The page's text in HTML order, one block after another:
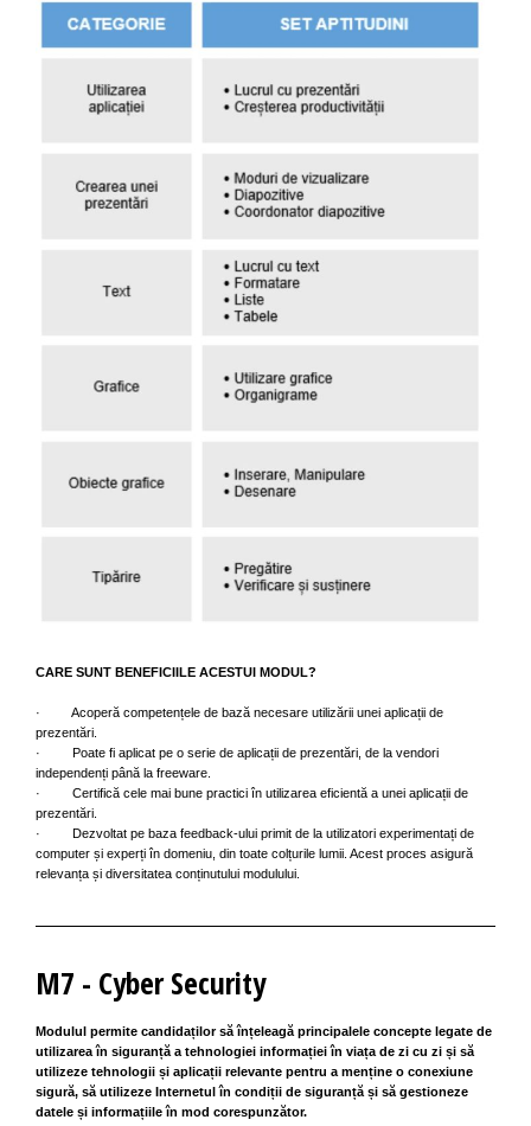
CARE SUNT BENEFICIILE ACESTUI MODUL?
· Acoperă competențele de bază necesare utilizării unei aplicații de
prezentări.
· Poate fi aplicat pe o serie de aplicații de prezentări, de la vendori
independenți până la freeware.
· Certifică cele mai bune practici în utilizarea eficientă a unei aplicații de
prezentări.
· Dezvoltat pe baza feedback-ului primit de la utilizatori experimentați de
computer și experți în domeniu, din toate colțurile lumii. Acest proces asigură
relevanța și diversitatea conținutului modulului.
M7 - Cyber Security
Modulul permite candidaților să înțeleagă principalele concepte legate de
utilizarea în siguranță a tehnologiei informației în viața de zi cu zi și să
utilizeze tehnologii și aplicații relevante pentru a menține o conexiune
sigură, să utilizeze Internetul în condiții de siguranță și să gestioneze
datele și informațiile în mod corespunzător.